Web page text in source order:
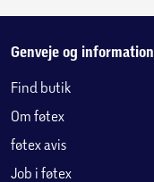
Genveje og information
Find butik
Om føtex
føtex avis
Job i føtex